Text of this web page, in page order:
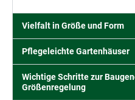
Vielfalt in Größe und Form
Pflegeleichte Gartenhäuser
Wichtige Schritte zur
Größenregelung